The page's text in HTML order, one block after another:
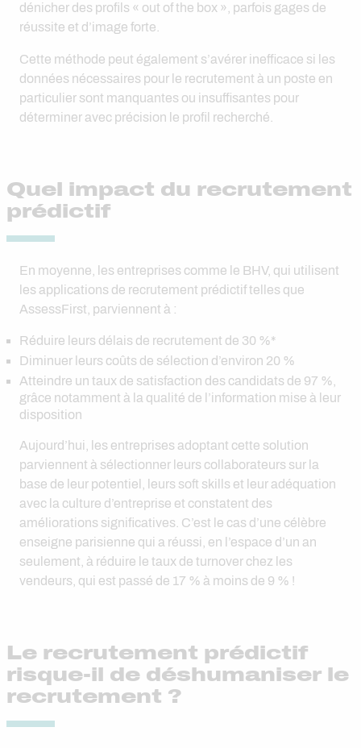
dénicher des profils « out of the box », parfois gages de
réussite et d’image forte.
Cette méthode peut également s’avérer inefficace si les
données nécessaires pour le recrutement à un poste en
particulier sont manquantes ou insuffisantes pour
déterminer avec précision le profil recherché.
Quel impact du recrutement
prédictif
En moyenne, les entreprises comme le BHV, qui utilisent
les applications de recrutement prédictif telles que
AssessFirst, parviennent à :
Réduire leurs délais de recrutement de 30 %*
Diminuer leurs coûts de sélection d’environ 20 %
Atteindre un taux de satisfaction des candidats de 97 %,
grâce notamment à la qualité de l’information mise à leur
disposition
Aujourd’hui, les entreprises adoptant cette solution
parviennent à sélectionner leurs collaborateurs sur la
base de leur potentiel, leurs soft skills et leur adéquation
avec la culture d’entreprise et constatent des
améliorations significatives. C’est le cas d’une célèbre
enseigne parisienne qui a réussi, en l’espace d’un an
seulement, à réduire le taux de turnover chez les
vendeurs, qui est passé de 17 % à moins de 9 % !
Le recrutement prédictif
risque-il de déshumaniser le
recrutement ?